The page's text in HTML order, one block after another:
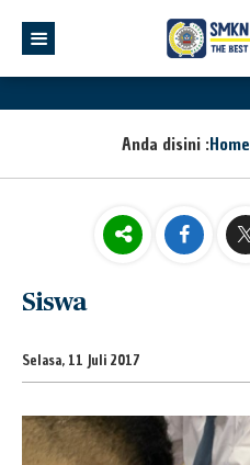
Anda disini :Home
Siswa
Selasa, 11 Juli 2017